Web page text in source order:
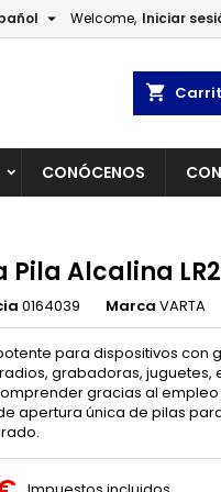
Welcome, Iniciar

shopping_cart
CONÓCENOS
Pila Alcalina
0164039 Marca VARTA
para dispositivos con
grabadoras, juguetes,
gracias al
apertura única de pilas